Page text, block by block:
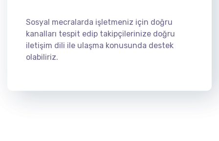
Sosyal mecralarda işletmeniz için doğru
kanalları tespit edip takipçilerinize doğru
iletişim dili ile ulaşma konusunda destek
olabiliriz.